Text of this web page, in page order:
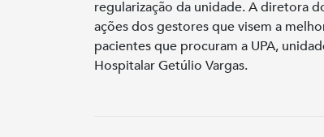
regularização da unidade. A diretora
ações dos gestores que visem a
pacientes que procuram a UPA,
Hospitalar Getúlio Vargas.